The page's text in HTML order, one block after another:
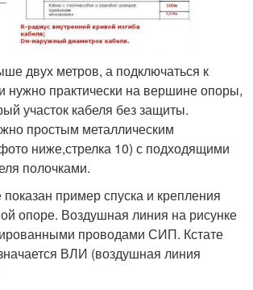
двух метров, а подключаться к
нужно практически на вершине опоры,
участок кабеля без защиты.
простым металлическим
ниже,стрелка 10) с подходящими
полочками.
пример спуска и крепления
опоре. Воздушная линия на рисунке
проводами СИП. Кстате
ВЛИ (воздушная линия